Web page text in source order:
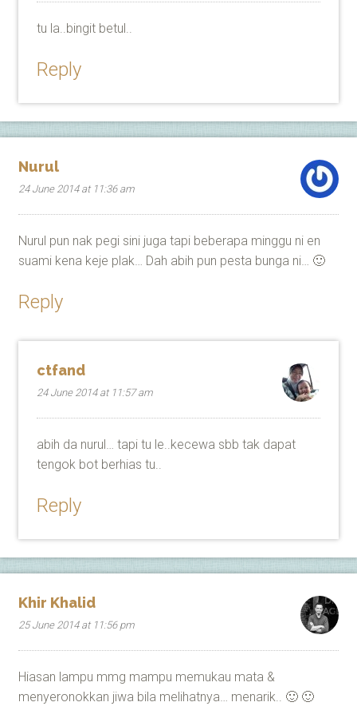
tu la..bingit betul..
Reply
Nurul
24 June 2014 at 11:36 am
Nurul pun nak pegi sini juga tapi beberapa minggu ni en
suami kena keje plak… Dah abih pun pesta bunga ni… 🙂
Reply
ctfand
24 June 2014 at 11:57 am
abih da nurul… tapi tu le..kecewa sbb tak dapat
tengok bot berhias tu..
Reply
Khir Khalid
25 June 2014 at 11:56 pm
Hiasan lampu mmg mampu memukau mata &
menyeronokkan jiwa bila melihatnya… menarik.. 🙂 🙂